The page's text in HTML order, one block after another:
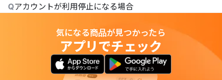
Qアカウントが利用停止になる場合
気になる商品が見つかったら
アプリでチェック